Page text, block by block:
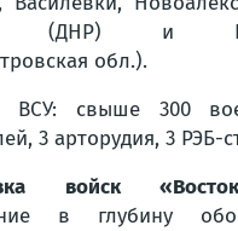
(ДНР) и
обл.).
ВСУ: свыше 300
3 арторудия, 3 РЭБ-
войск
в глубину